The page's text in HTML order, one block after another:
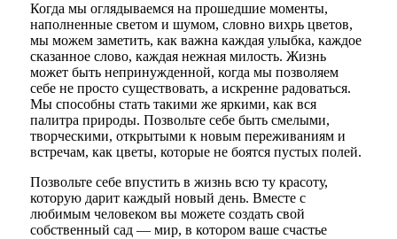
Когда мы оглядываемся на прошедшие моменты,
наполненные светом и шумом, словно вихрь цветов,
мы можем заметить, как важна каждая улыбка, каждое
сказанное слово, каждая нежная милость. Жизнь
может быть непринужденной, когда мы позволяем
себе не просто существовать, а искренне радоваться.
Мы способны стать такими же яркими, как вся
палитра природы. Позвольте себе быть смелыми,
творческими, открытыми к новым переживаниям и
встречам, как цветы, которые не боятся пустых полей.
Позвольте себе впустить в жизнь всю ту красоту,
которую дарит каждый новый день. Вместе с
любимым человеком вы можете создать свой
собственный сад — мир, в котором ваше счастье